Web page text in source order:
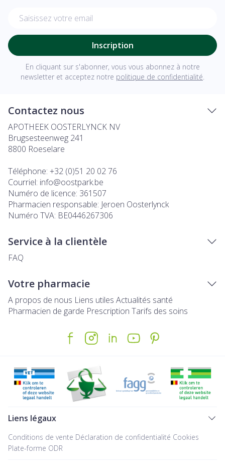
Inscription
En cliquant sur s'abonner, vous vous abonnez à notre
newsletter et acceptez notre politique de confidentialité.
Contactez nous
APOTHEEK OOSTERLYNCK NV
Brugsesteenweg 241
8800 Roeselare
Téléphone: +32 (0)51 20 02 76
Courriel: info@oostpark.be
Numéro de licence: 361507
Pharmacien responsable: Jeroen Oosterlynck
Numéro TVA: BE0446267306
Service à la clientèle
FAQ
Votre pharmacie
A propos de nous Liens utiles Actualités santé
Pharmacien de garde Prescription Tarifs des soins
Liens légaux
Conditions de vente Déclaration de confidentialité Cookies
Plate-forme ODR